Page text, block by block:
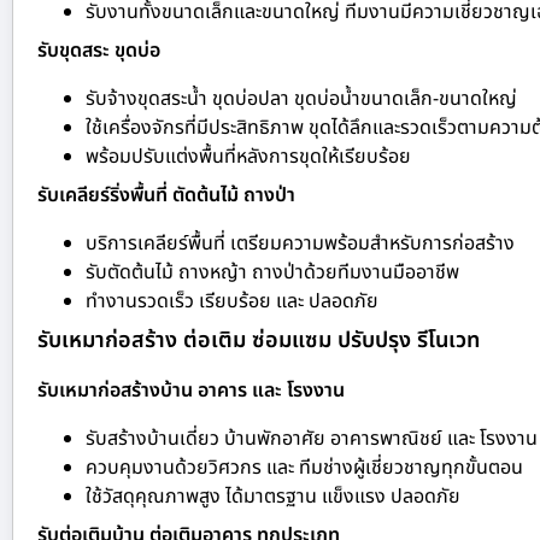
รับงานทั้งขนาดเล็กและขนาดใหญ่ ทีมงานมีความเชี่ยวชาญเ
รับขุดสระ ขุดบ่อ
รับจ้างขุดสระน้ำ ขุดบ่อปลา ขุดบ่อน้ำขนาดเล็ก-ขนาดใหญ่
ใช้เครื่องจักรที่มีประสิทธิภาพ ขุดได้ลึกและรวดเร็วตามความ
พร้อมปรับแต่งพื้นที่หลังการขุดให้เรียบร้อย
รับเคลียร์ริ่งพื้นที่ ตัดต้นไม้ ถางป่า
บริการเคลียร์พื้นที่ เตรียมความพร้อมสำหรับการก่อสร้าง
รับตัดต้นไม้ ถางหญ้า ถางป่าด้วยทีมงานมืออาชีพ
ทำงานรวดเร็ว เรียบร้อย และ ปลอดภัย
รับเหมาก่อสร้าง ต่อเติม ซ่อมแซม ปรับปรุง รีโนเวท
รับเหมาก่อสร้างบ้าน อาคาร และ โรงงาน
รับสร้างบ้านเดี่ยว บ้านพักอาศัย อาคารพาณิชย์ และ โรงงาน
ควบคุมงานด้วยวิศวกร และ ทีมช่างผู้เชี่ยวชาญทุกขั้นตอน
ใช้วัสดุคุณภาพสูง ได้มาตรฐาน แข็งแรง ปลอดภัย